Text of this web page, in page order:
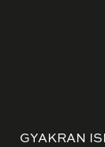
GYAKRAN